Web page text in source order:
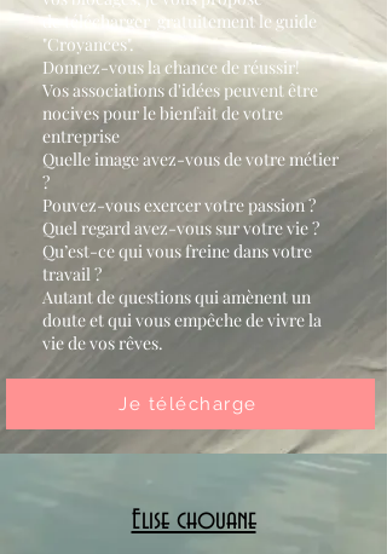
de télécharger gratuitement le guide
"Croyances".
Donnez-vous la chance de réussir!
Vos associations d'idées peuvent être
nocives pour le bienfait de votre
entreprise
Quelle image avez-vous de votre métier
?
Pouvez-vous exercer votre passion ?
Quel regard avez-vous sur votre vie ?
Qu’est-ce qui vous freine dans votre
travail ?
Autant de questions qui amènent un
doute et qui vous empêche de vivre la
vie de vos rêves.
Je télécharge
Elise chouane